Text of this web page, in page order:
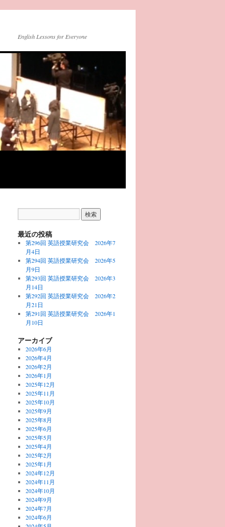
English Lessons for Everyone
最近の投稿
第296回 英語授業研究会 2026年7
月4日
第294回 英語授業研究会 2026年5
月9日
第293回 英語授業研究会 2026年3
月14日
第292回 英語授業研究会 2026年2
月21日
第291回 英語授業研究会 2026年1
月10日
アーカイブ
2026年6月
2026年4月
2026年2月
2026年1月
2025年12月
2025年11月
2025年10月
2025年9月
2025年8月
2025年6月
2025年5月
2025年4月
2025年2月
2025年1月
2024年12月
2024年11月
2024年10月
2024年9月
2024年7月
2024年6月